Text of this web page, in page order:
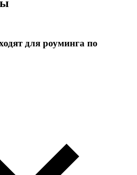
для роуминга по